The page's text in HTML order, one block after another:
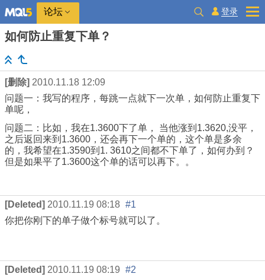
论坛 登录
如何防止重复下单？
[删除] 2010.11.18 12:09
问题一：我写的程序，每跳一点就下一次单，如何防止重复下
单呢，
问题二：比如，我在1.3600下了单， 当他涨到1.3620,没平，
之后返回来到1.3600，还会再下一个单的，这个单是多余
的，我希望在1.3590到1. 3610之间都不下单了，如何办到？
但是如果平了1.3600这个单的话可以再下。。
[Deleted] 2010.11.19 08:18 #1
你把你刚下的单子做个标号就可以了。
[Deleted] 2010.11.19 08:19 #2